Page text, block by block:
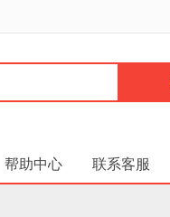
帮助中心 联系客服